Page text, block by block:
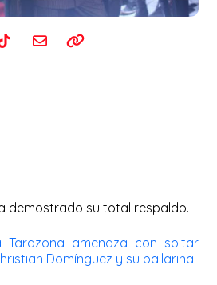
demostrado su total respaldo.
Tarazona amenaza con soltar
Domínguez y su bailarina